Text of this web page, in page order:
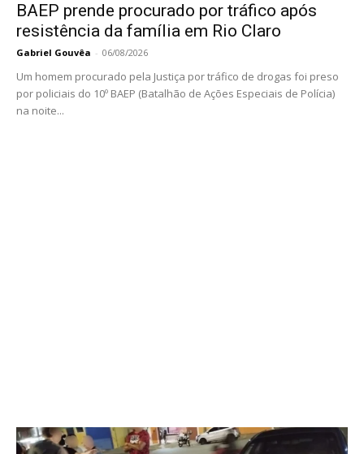
BAEP prende procurado por tráfico após
resistência da família em Rio Claro
Gabriel Gouvêa - 06/08/2026
Um homem procurado pela Justiça por tráfico de drogas foi preso
por policiais do 10º BAEP (Batalhão de Ações Especiais de Polícia)
na noite...